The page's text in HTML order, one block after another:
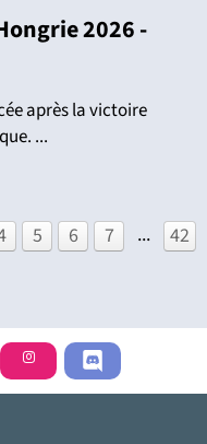
2026 -
après la victoire
...
5 6 7 ... 42